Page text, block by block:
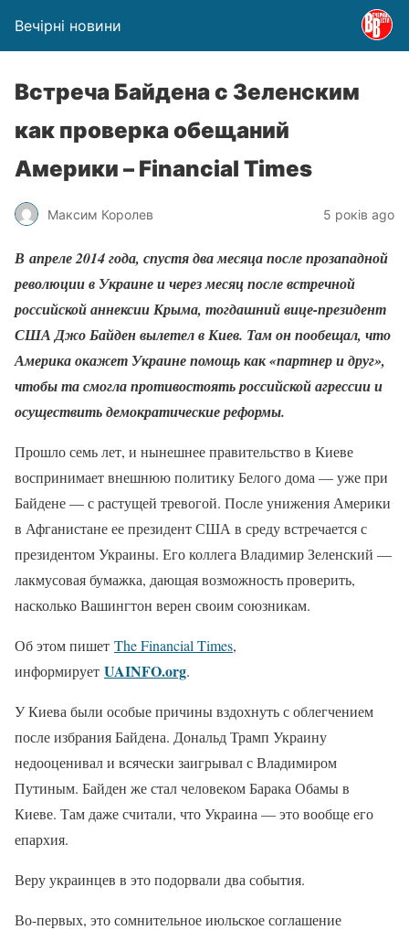
Вечірні новини
Встреча Байдена с Зеленским
как проверка обещаний
Америки – Financial Times
Максим Королев 5 років ago
В апреле 2014 года, спустя два месяца после прозападной
революции в Украине и через месяц после встречной
российской аннексии Крыма, тогдашний вице-президент
США Джо Байден вылетел в Киев. Там он пообещал, что
Америка окажет Украине помощь как «партнер и друг»,
чтобы та смогла противостоять российской агрессии и
осуществить демократические реформы.
Прошло семь лет, и нынешнее правительство в Киеве
воспринимает внешнюю политику Белого дома — уже при
Байдене — с растущей тревогой. После унижения Америки
в Афганистане ее президент США в среду встречается с
президентом Украины. Его коллега Владимир Зеленский —
лакмусовая бумажка, дающая возможность проверить,
насколько Вашингтон верен своим союзникам.
Об этом пишет The Financial Times,
информирует UAINFO.org.
У Киева были особые причины вздохнуть с облегчением
после избрания Байдена. Дональд Трамп Украину
недооценивал и всячески заигрывал с Владимиром
Путиным. Байден же стал человеком Барака Обамы в
Киеве. Там даже считали, что Украина — это вообще его
епархия.
Веру украинцев в это подорвали два события.
Во-первых, это сомнительное июльское соглашение